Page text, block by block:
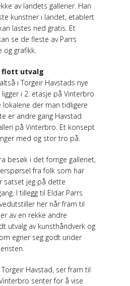
av landets gallerier. Han
kunstner i landet, etablert
lastes ned gratis. Et
se de fleste av Parrs
grafikk.
flott utvalg
i Torgeir Havstads nye
i 2. etasje på Vinterbro
lokalene der man tidligere
er andre gang Havstad
på Vinterbro. Et konsept
med og stor tro på.
besøk i det forrige galleriet,
fra folk som har
satset jeg på dette
I tillegg til Eldar Parrs
her når fram til
av en rekke andre
utvalg av kunsthåndverk og
egner seg godt under
Havstad, ser fram til
senter for å vise